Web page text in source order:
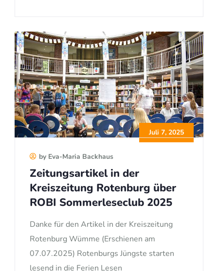
Juli 7, 2025
by Eva-Maria Backhaus
Zeitungsartikel in der
Kreiszeitung Rotenburg über
ROBI Sommerleseclub 2025
Danke für den Artikel in der Kreiszeitung
Rotenburg Wümme (Erschienen am
07.07.2025) Rotenburgs Jüngste starten
lesend in die Ferien Lesen